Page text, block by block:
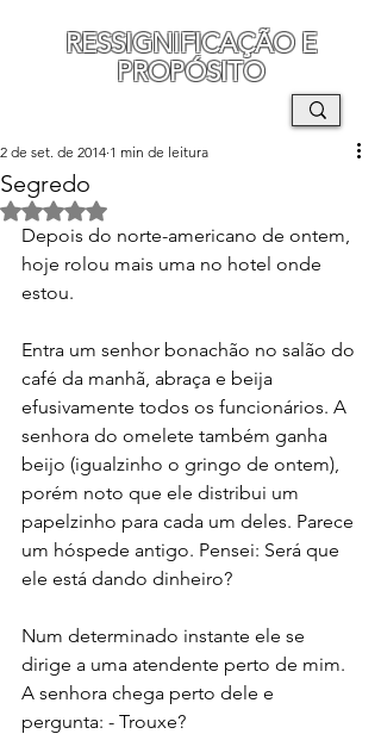
RESSIGNIFICAÇÃO E
PROPÓSITO
Segredo
2 de set. de 2014 1 min de leitura
Avaliado com NaN de 5 estrelas.
Depois do norte-americano de ontem,
hoje rolou mais uma no hotel onde
estou.
Entra um senhor bonachão no salão do
café da manhã, abraça e beija
efusivamente todos os funcionários. A
senhora do omelete também ganha
beijo (igualzinho o gringo de ontem),
porém noto que ele distribui um
papelzinho para cada um deles. Parece
um hóspede antigo. Pensei: Será que
ele está dando dinheiro?
Num determinado instante ele se
dirige a uma atendente perto de mim.
A senhora chega perto dele e
pergunta: - Trouxe?